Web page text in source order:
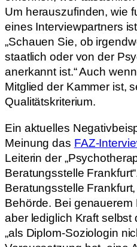
Um herauszufinden, wie
eines Interviewpartners
„Schauen Sie, ob
staatlich oder von der
anerkannt ist.“ Auch
Mitglied der Kammer ist,
Qualitätskriterium.
Ein aktuelles
Meinung das FAZ-
Leiterin der
Beratungsstelle
Beratungsstelle
Behörde. Bei
aber lediglich Kraft selbst
„als Diplom-Soziologin